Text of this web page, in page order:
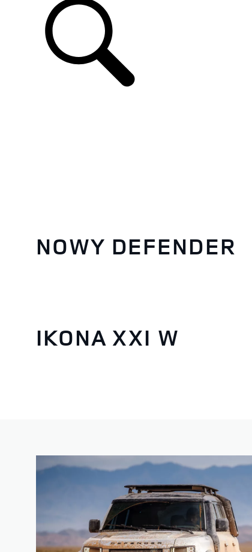
NOWY DEFENDER
IKONA XXI W